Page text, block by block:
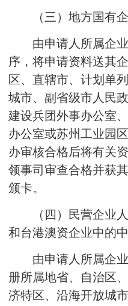
（三）地方国有企
由申请人所属企业
序，将申请资料送其
区、直辖市、计划单
城市、副省级市人民
建设兵团外事办公室
办公室或苏州工业园
办审核合格后将有关
领事司审查合格并获
颁卡。
（四）民营企业人
和台港澳资企业中的
由申请人所属企业
册所属地省、自治区
济特区、沿海开放城